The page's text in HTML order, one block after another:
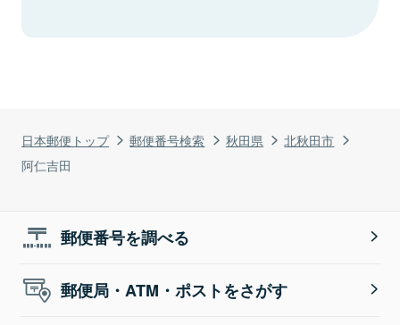
日本郵便トップ 郵便番号検索 秋田県
北秋田市
阿仁吉田
郵便番号を調べる
郵便局・ATM・ポストをさがす